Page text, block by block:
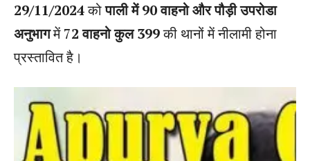
29/11/2024कोपाली में 90 वाहनो और पौड़ी उपरोडा
अनुभागमें 72 वाहनो कुल 399की थानों में नीलामी होना
प्रस्तावित है।